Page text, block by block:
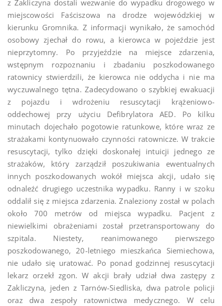
z Zakliczyna dostali wezwanie do wypadku drogowego w
miejscowości Faściszowa na drodze wojewódzkiej w
kierunku Gromnika. Z informacji wynikało, że samochód
osobowy zjechał do rowu, a kierowca w pojeździe jest
nieprzytomny. Po przyjeździe na miejsce zdarzenia,
wstępnym rozpoznaniu i zbadaniu poszkodowanego
ratownicy stwierdzili, że kierowca nie oddycha i nie ma
wyczuwalnego tętna. Zadecydowano o szybkiej ewakuacji
z pojazdu i wdrożeniu resuscytacji krążeniowo-
oddechowej przy użyciu Defibrylatora AED. Po kilku
minutach dojechało pogotowie ratunkowe, które wraz ze
strażakami kontynuowało czynności ratownicze. W trakcie
resuscytacji, tylko dzięki doskonałej intuicji jednego ze
strażaków, który zarządził poszukiwania ewentualnych
innych poszkodowanych wokół miejsca akcji, udało się
odnaleźć drugiego uczestnika wypadku. Ranny i w szoku
oddalił się z miejsca zdarzenia. Znaleziony został w polach
około 700 metrów od miejsca wypadku. Pacjent z
niewielkimi obrażeniami został przetransportowany do
szpitala. Niestety, reanimowanego pierwszego
poszkodowanego, 20-letniego mieszkańca Siemiechowa,
nie udało się uratować. Po ponad godzinnej resuscytacji
lekarz orzekł zgon. W akcji brały udział dwa zastępy z
Zakliczyna, jeden z Tarnów-Siedliska, dwa patrole policji
oraz dwa zespoły ratownictwa medycznego. W celu